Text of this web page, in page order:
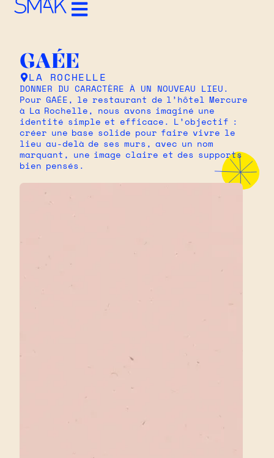
GAÉE
LA ROCHELLE
DONNER DU CARACTÈRE À UN NOUVEAU LIEU.
Pour GAÉE, le restaurant de l’hôtel Mercure
à La Rochelle, nous avons imaginé une
identité simple et efficace. L’objectif :
créer une base solide pour faire vivre le
lieu au-delà de ses murs, avec un nom
marquant, une image claire et des supports
bien pensés.